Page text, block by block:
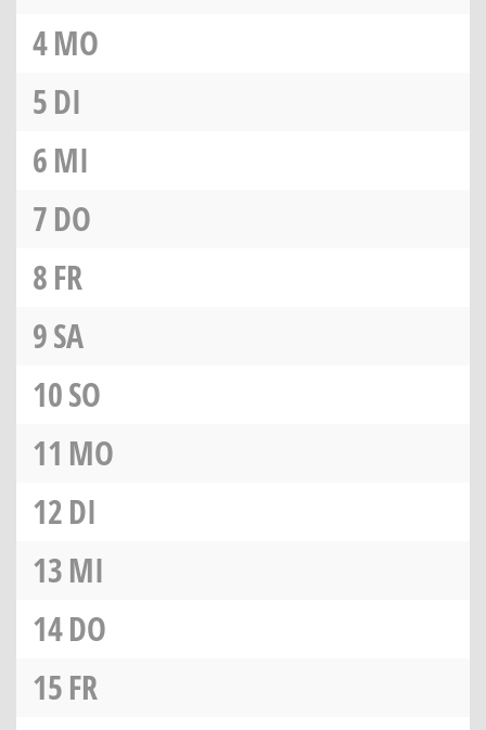
4MO
5DI
6MI
7DO
8FR
9SA
10SO
11 MO
12DI
13MI
14DO
15FR